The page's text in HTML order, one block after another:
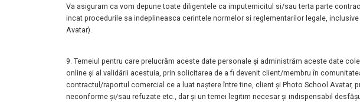
Va asiguram ca vom depune toate diligentele ca imputernicitul si/sau terta parte
incat procedurile sa indeplineasca cerintele normelor si reglementarilor legale, inclusive
Avatar).
9. Temeiul pentru care prelucrăm aceste date personale și administrăm aceste date
online și al validării acestuia, prin solicitarea de a fi devenit client/membru în
contractul/raportul comercial ce a luat naștere între tine, client și Photo School
neconforme și/sau refuzate etc., dar și untemei legitim necesar și indispensabil